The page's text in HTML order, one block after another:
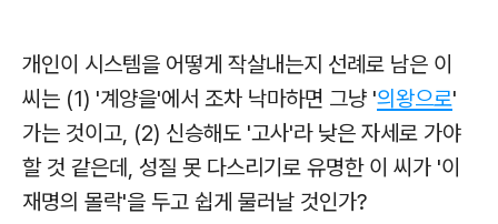
개인이 시스템을 어떻게 작살내는지 선례로 남은 이
씨는 (1) '계양을'에서 조차 낙마하면 그냥 '의왕으로'
가는 것이고, (2) 신승해도 '고사'라 낮은 자세로 가야
할 것 같은데, 성질 못 다스리기로 유명한 이 씨가 '이
재명의 몰락'을 두고 쉽게 물러날 것인가?